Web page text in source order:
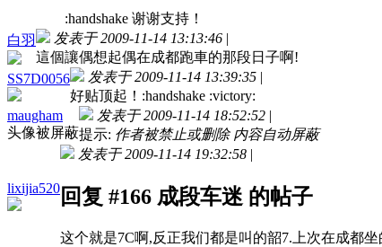
:handshake 谢谢支持！
白羽
发表于 2009-11-14 13:13:46 |
這個讓偶想起偶在成都跑車的那段日子啊!
SS7D0056
发表于 2009-11-14 13:39:35 |
好贴顶起！:handshake :victory:
maugham
头像被屏蔽
发表于 2009-11-14 18:52:52 |
提示: 作者被禁止或删除 内容自动屏蔽
lixijia520
发表于 2009-11-14 19:32:58 |
回复 #166 成段车迷 的帖子
这个就是7C啊,反正我们都是叫的韶7.上次在成都